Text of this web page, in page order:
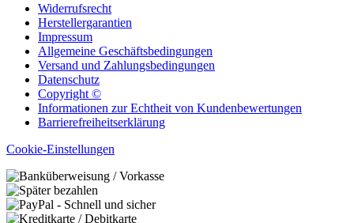
Widerrufsrecht
Herstellergarantien
Impressum
Allgemeine Geschäftsbedingungen
Versand und Zahlungsbedingungen
Datenschutz
Copyright ©
Informationen zur Echtheit von Kundenbewertungen
Barrierefreiheitserklärung
Cookie-Einstellungen